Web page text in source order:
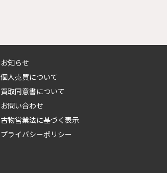
お知らせ
個人売買について
買取同意書について
お問い合わせ
古物営業法に基づく表示
プライバシーポリシー